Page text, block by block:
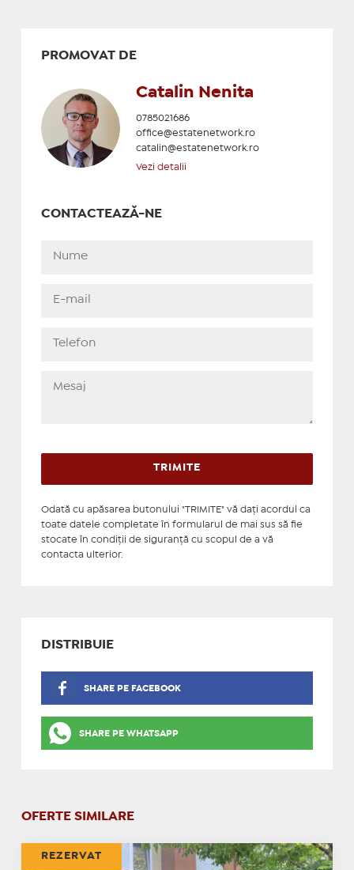
PROMOVAT DE
Catalin Nenita
0785021686
office@estatenetwork.ro
catalin@estatenetwork.ro
Vezi detalii
CONTACTEAZĂ-NE
Odată cu apăsarea butonului "TRIMITE" vă daţi acordul ca
toate datele completate în formularul de mai sus să fie
stocate în condiţii de siguranţă cu scopul de a vă
contacta ulterior.
DISTRIBUIE
SHARE PE FACEBOOK
SHARE PE WHATSAPP
OFERTE SIMILARE
REZERVAT